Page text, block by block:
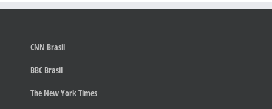
CNN Brasil
BBC Brasil
The New York Times